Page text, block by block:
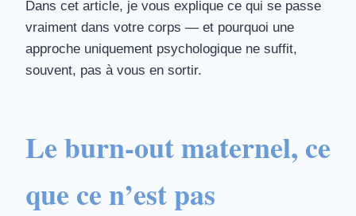
Dans cet article, je vous explique ce qui se passe
vraiment dans votre corps — et pourquoi une
approche uniquement psychologique ne suffit,
souvent, pas à vous en sortir.
Le burn-out maternel, ce
que ce n’est pas